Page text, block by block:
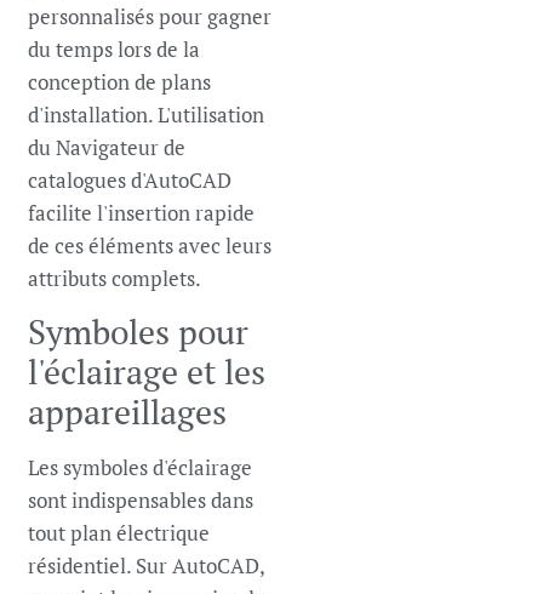
personnalisés pour gagner
du temps lors de la
conception de plans
d'installation. L'utilisation
du Navigateur de
catalogues d'AutoCAD
facilite l'insertion rapide
de ces éléments avec leurs
attributs complets.
Symboles pour
l'éclairage et les
appareillages
Les symboles d'éclairage
sont indispensables dans
tout plan électrique
résidentiel. Sur AutoCAD,